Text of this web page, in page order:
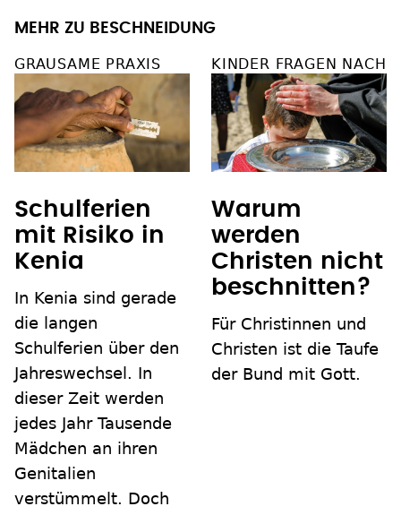
MEHR ZU BESCHNEIDUNG
GRAUSAME PRAXIS
Schulferien
mit Risiko in
Kenia
In Kenia sind gerade
die langen
Schulferien über den
Jahreswechsel. In
dieser Zeit werden
jedes Jahr Tausende
Mädchen an ihren
Genitalien
verstümmelt. Doch
KINDER FRAGEN NACH
Warum
werden
Christen nicht
beschnitten?
Für Christinnen und
Christen ist die Taufe
der Bund mit Gott.